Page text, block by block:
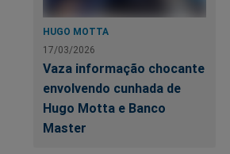
HUGO MOTTA
17/03/2026
Vaza informação chocante
envolvendo cunhada de
Hugo Motta e Banco
Master